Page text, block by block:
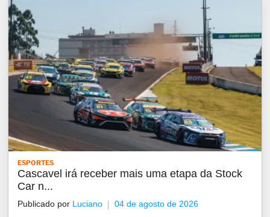
ESPORTES
Cascavel irá receber mais uma etapa da Stock
Car n...
Publicado por Luciano 04 de agosto de 2026